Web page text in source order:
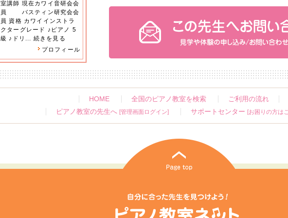
室講師 現在カワイ音研会会
員 バスティン研究会会
員 資格 カワイインストラ
クターグレード ♪ピアノ 5
級 ♪ドリ... 続きを見る
プロフィール
HOME 全国のピアノ教室を検索
ご利用の流れ
ピアノ教室の先生へ [管理画面ログイン] サポートセンター [お困りの方は